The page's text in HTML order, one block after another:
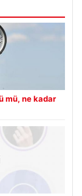
mü, ne kadar